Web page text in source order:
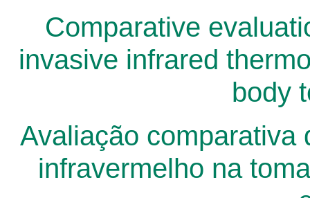
Comparative
invasive infrared
body
Avaliação comparativa
infravermelho na